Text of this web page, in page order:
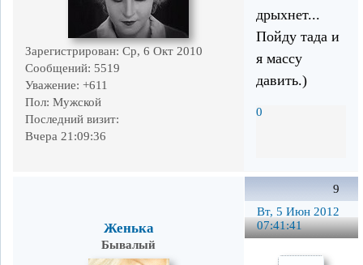
Зарегистрирован: Ср, 6 Окт 2010
Сообщений: 5519
Уважение: +611
Пол: Мужской
Последний визит:
Вчера 21:09:36
дрыхнет...
Пойду тада и
я массу
давить.)
0
9
Вт, 5 Июн 2012
07:41:41
Женька
Бывалый